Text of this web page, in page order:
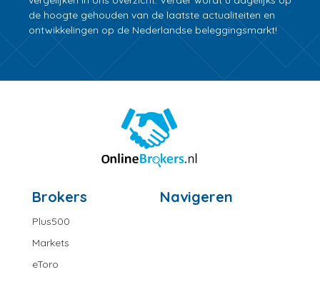
de hoogte gehouden van de laatste actualiteiten en
ontwikkelingen op de Nederlandse beleggingsmarkt!
Brokers
Plus500
Markets
eToro
Navigeren